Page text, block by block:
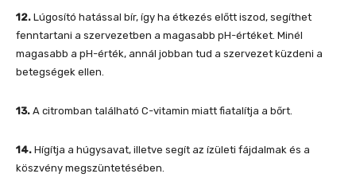
12. Lúgosító hatással bír, így ha étkezés előtt iszod, segíthet
fenntartani a szervezetben a magasabb pH-értéket. Minél
magasabb a pH-érték, annál jobban tud a szervezet küzdeni a
betegségek ellen.
13. A citromban található C-vitamin miatt fiatalítja a bőrt.
14. Hígítja a húgysavat, illetve segít az ízületi fájdalmak és a
köszvény megszüntetésében.